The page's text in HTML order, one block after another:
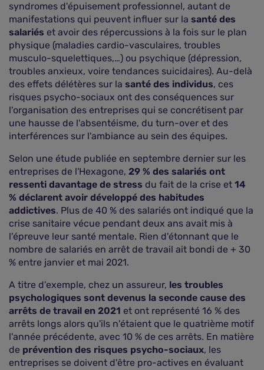
syndromes d'épuisement professionnel, autant de
manifestations qui peuvent influer sur la santé des
salariés et avoir des répercussions à la fois sur le plan
physique (maladies cardio-vasculaires, troubles
musculo-squelettiques,…) ou psychique (dépression,
troubles anxieux, voire tendances suicidaires). Au-delà
des effets délétères sur la santé des individus, ces
risques psycho-sociaux ont des conséquences sur
l'organisation des entreprises qui se concrétisent par
une hausse de l'absentéisme, du turn-over et des
interférences sur l'ambiance au sein des équipes.
Selon une étude publiée en septembre dernier sur les
entreprises de l'Hexagone, 29 % des salariés ont
ressenti davantage de stress du fait de la crise et 14
% déclarent avoir développé des habitudes
addictives. Plus de 40 % des salariés ont indiqué que la
crise sanitaire vécue pendant deux ans avait mis à
l'épreuve leur santé mentale. Rien d'étonnant que le
nombre de salariés en arrêt de travail ait bondi de + 30
% entre janvier et mai 2021.
A titre d'exemple, chez un assureur, les troubles
psychologiques sont devenus la seconde cause des
arrêts de travail en 2021 et ont représenté 16 % des
arrêts longs alors qu'ils n'étaient que le quatrième motif
l'année précédente, avec 10 % de ces arrêts. En matière
de prévention des risques psycho-sociaux, les
entreprises se doivent d'être pro-actives en évaluant